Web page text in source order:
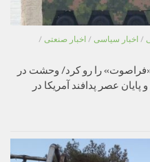
/ اخبار سیاسی / اخبار صنعتی /
را رو کرد/ وحشت در
استقرار انبوه «دی‌اف‑۱۷» و پایان عصر پدافند آمریکا در